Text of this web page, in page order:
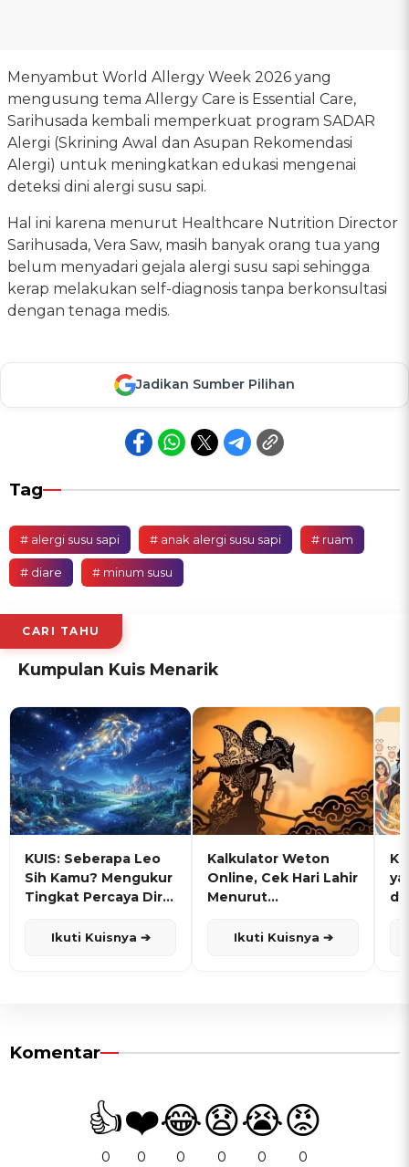
Menyambut World Allergy Week 2026 yang
mengusung tema Allergy Care is Essential Care,
Sarihusada kembali memperkuat program SADAR
Alergi (Skrining Awal dan Asupan Rekomendasi
Alergi) untuk meningkatkan edukasi mengenai
deteksi dini alergi susu sapi.
Hal ini karena menurut Healthcare Nutrition Director
Sarihusada, Vera Saw, masih banyak orang tua yang
belum menyadari gejala alergi susu sapi sehingga
kerap melakukan self-diagnosis tanpa berkonsultasi
dengan tenaga medis.
Jadikan Sumber Pilihan
Tag
# alergi susu sapi # anak alergi susu sapi # ruam
# diare # minum susu
CARI TAHU
Kumpulan Kuis Menarik
KUIS: Seberapa Leo
Sih Kamu? Mengukur
Tingkat Percaya Diri
Ikuti Kuisnya ➔
Kalkulator Weton
Online, Cek Hari Lahir
Menurut
Ikuti Kuisnya ➔
Komentar
👍
0
❤️
0
😂
0
😧
0
😭
0
😡
0